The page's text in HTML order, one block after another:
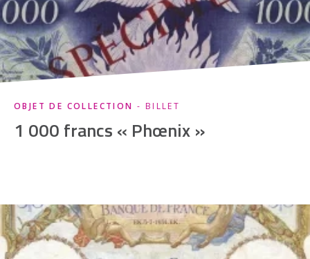
OBJET DE COLLECTION - BILLET
1 000 francs « Phœnix »